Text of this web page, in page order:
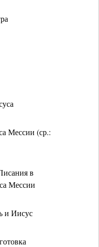
Мессии (ср.:
в
Мессии
и Иисус